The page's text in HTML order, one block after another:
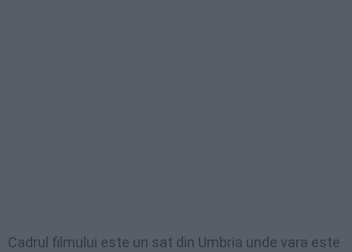
Cadrul filmului este un sat din Umbria unde vara este